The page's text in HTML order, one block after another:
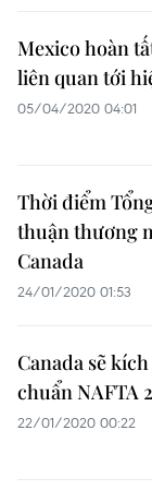
Mexico hoàn
liên quan tới
05/04/2020 04:01
Thời điểm
thuận thương
Canada
24/01/2020 01:53
Canada sẽ
chuẩn NAFTA
22/01/2020 00:22